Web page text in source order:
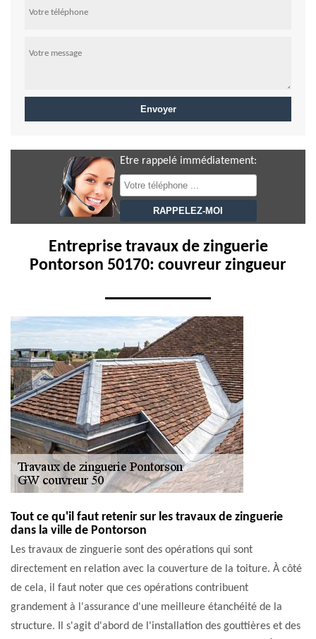
Etre rappelé immédiatement:
Entreprise travaux de zinguerie
Pontorson 50170: couvreur zingueur
Tout ce qu'il faut retenir sur les travaux de zinguerie
dans la ville de Pontorson
Les travaux de zinguerie sont des opérations qui sont
directement en relation avec la couverture de la toiture. À côté
de cela, il faut noter que ces opérations contribuent
grandement à l'assurance d'une meilleure étanchéité de la
structure. Il s'agit d'abord de l'installation des gouttières et des